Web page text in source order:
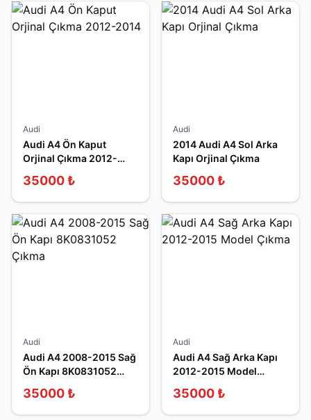
Audi
Audi A4 Ön Kaput
Orjinal Çıkma 2012-
35000 ₺
Audi
2014 Audi A4 Sol Arka
Kapı Orjinal Çıkma
35000 ₺
Audi
Audi A4 2008-2015 Sağ
Ön Kapı 8K0831052
35000 ₺
Audi
Audi A4 Sağ Arka Kapı
2012-2015 Model
35000 ₺